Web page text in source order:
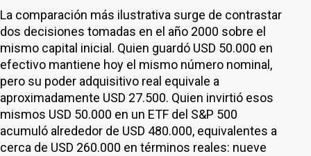
La comparación más ilustrativa surge de contrastar
dos decisiones tomadas en el año 2000 sobre el
mismo capital inicial. Quien guardó USD 50.000 en
efectivo mantiene hoy el mismo número nominal,
pero su poder adquisitivo real equivale a
aproximadamente USD 27.500. Quien invirtió esos
mismos USD 50.000 en un ETF del S&P 500
acumuló alrededor de USD 480.000, equivalentes a
cerca de USD 260.000 en términos reales: nueve